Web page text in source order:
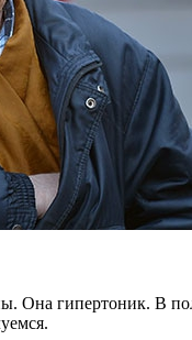
Она гипертоник. В